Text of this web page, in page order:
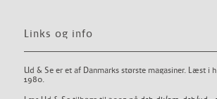
Links og info
Ud & Se er et af Danmarks største magasiner. Læst i
1980.